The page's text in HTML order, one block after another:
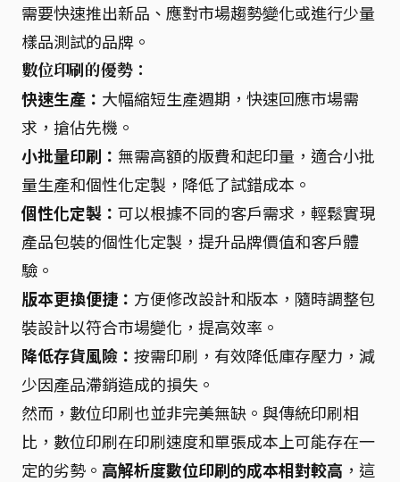
需要快速推出新品、應對市場趨勢變化或進行少量
樣品測試的品牌。
數位印刷的優勢：
快速生產： 大幅縮短生產週期，快速回應市場需
求，搶佔先機。
小批量印刷： 無需高額的版費和起印量，適合小批
量生產和個性化定製，降低了試錯成本。
個性化定製： 可以根據不同的客戶需求，輕鬆實現
產品包裝的個性化定製，提升品牌價值和客戶體
驗。
版本更換便捷： 方便修改設計和版本，隨時調整包
裝設計以符合市場變化，提高效率。
降低存貨風險： 按需印刷，有效降低庫存壓力，減
少因產品滯銷造成的損失。
然而，數位印刷也並非完美無缺。與傳統印刷相
比，數位印刷在印刷速度和單張成本上可能存在一
定的劣勢。 高解析度數位印刷的成本相對較高 ，這